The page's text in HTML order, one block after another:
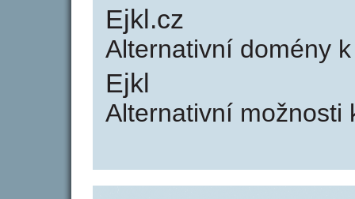
Ejkl.cz
Alternativní domény
Ejkl
Alternativní možnosti